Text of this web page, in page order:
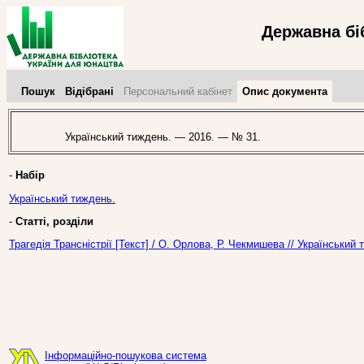
Державна
Пошук Відібрані Персональний кабінет Опис документа
Український тиждень. — 2016. — № 31.
- Набір
Український тиждень.
- Статті, розділи
Трагедія Трансністрії [Текст] / О. Орлова, Р. Чекмишева //
Інформаційно-пошукова система